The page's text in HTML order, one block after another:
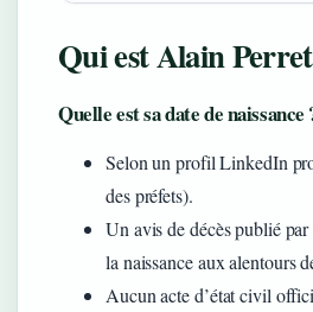
Qui est Alain
Quelle est sa date de naissance
Selon un profil LinkedIn
des préfets).
Un avis de décès publié
la naissance aux alentours
Aucun acte d’état civil